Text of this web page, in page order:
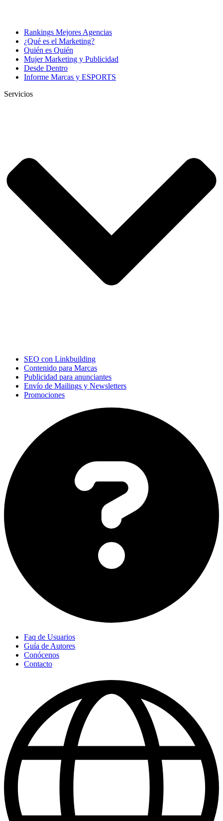
Rankings Mejores Agencias
¿Qué es el Marketing?
Quién es Quién
Mujer Marketing y Publicidad
Desde Dentro
Informe Marcas y ESPORTS
Servicios
SEO con Linkbuilding
Contenido para Marcas
Publicidad para anunciantes
Envío de Mailings y Newsletters
Promociones
Faq de Usuarios
Guía de Autores
Conócenos
Contacto